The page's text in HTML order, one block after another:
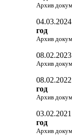
Архив
04.03.2024
год
Архив
08.02.2023
Архив
08.02.2022
год
Архив
03.02.2021
год
Архив